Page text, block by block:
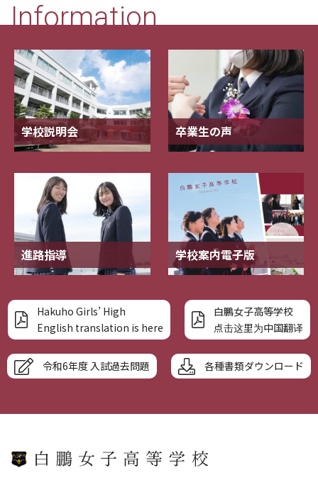
Information
学校説明会 卒業生の声
進路指導 学校案内電子版
Hakuho Girls’ High
English translation is here
白鵬女子高等学校
点击这里为中国翻译
令和6年度 入試過去問題 各種書類ダウンロード